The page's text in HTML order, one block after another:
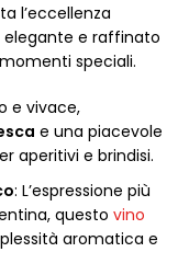
l’eccellenza
elegante e raffinato
speciali.
e vivace,
e una piacevole
aperitivi e brindisi.
: L’espressione più
questo vino
aromatica e